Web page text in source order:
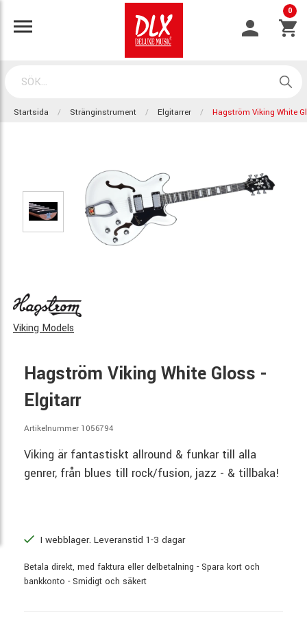
0
Startsida Stränginstrument Elgitarrer Hagström Viking White
Viking Models
Hagström Viking White Gloss -
Elgitarr
Artikelnummer 1056794
Viking är fantastiskt allround & funkar till alla
genrer, från blues till rock/fusion, jazz - & tillbaka!
I webblager. Leveranstid 1-3 dagar
Betala direkt, med faktura eller delbetalning - Spara kort och
bankkonto - Smidigt och säkert